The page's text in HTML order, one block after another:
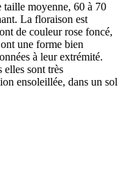
moyenne, 60 à 70
La floraison est
de couleur rose foncé,
une forme bien
à leur extrémité.
sont très
ensoleillée, dans un sol